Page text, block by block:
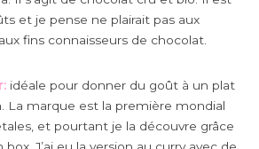
et je pense ne plairait pas aux
fins connaisseurs de chocolat.
idéale pour donner du goût à un plat
La marque est la première mondial
et pourtant je la découvre grâce
J’ai eu la version au curry avec de